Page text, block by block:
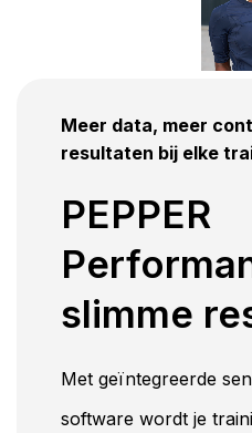
Meer data, meer
resultaten bij elke
PEPPER
slimme
Met geïntegreerde
software wordt je